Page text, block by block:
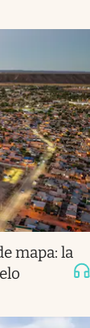
mapa: la